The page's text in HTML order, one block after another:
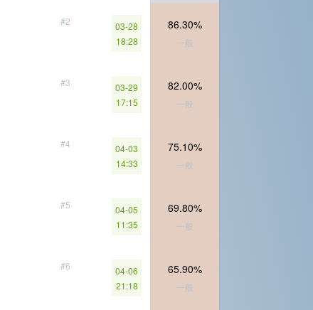
#2
03-28
18:28
86.30%
一般
#3
03-29
17:15
82.00%
一般
#4
04-03
14:33
75.10%
一般
#5
04-05
11:35
69.80%
一般
#6
04-06
21:18
65.90%
一般